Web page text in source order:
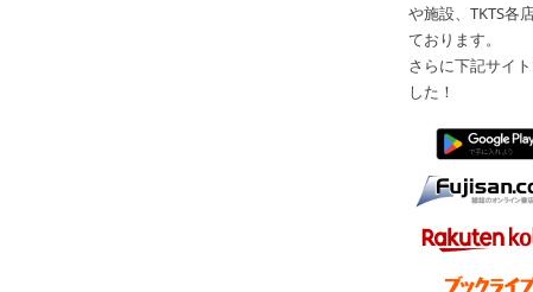
や施設、TKTS各
ております。
さらに下記サイ
した！